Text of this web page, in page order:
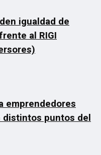
igualdad de
al RIGI
emprendedores
distintos puntos del